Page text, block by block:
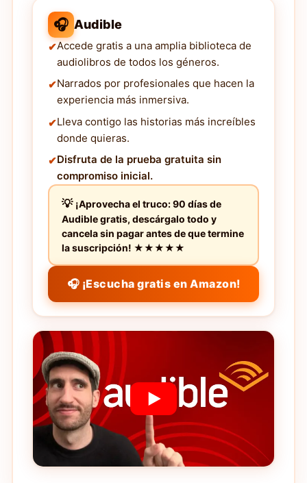
🎧 Audible
Accede gratis a una amplia biblioteca de
audiolibros de todos los géneros.
Narrados por profesionales que hacen la
experiencia más inmersiva.
Lleva contigo las historias más increíbles
donde quieras.
Disfruta de la prueba gratuita sin
compromiso inicial.
¡Aprovecha el truco: 90 días de
Audible gratis, descárgalo todo y
cancela sin pagar antes de que termine
la suscripción! ★★★★★
🎧 ¡Escucha gratis en Amazon!